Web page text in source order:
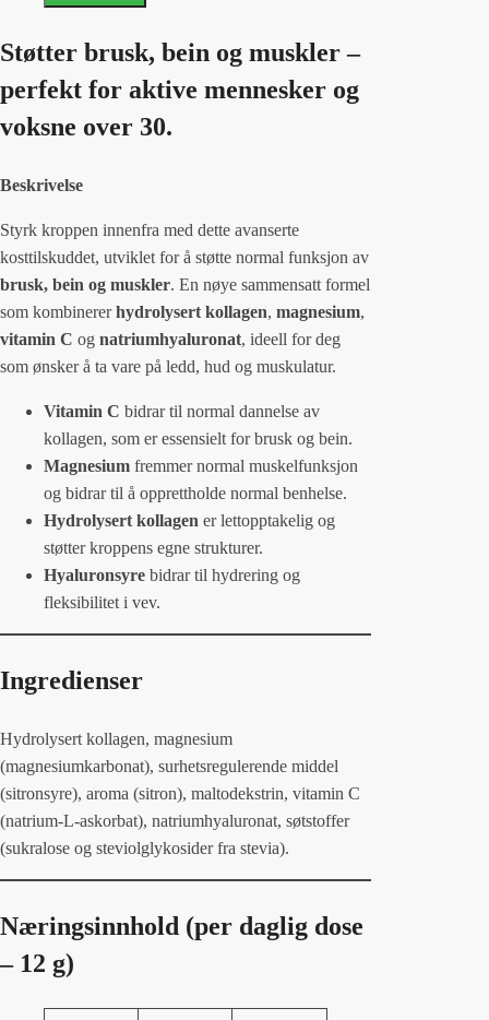
Støtter brusk, bein og muskler –
perfekt for aktive mennesker og
voksne over 30.
Beskrivelse
Styrk kroppen innenfra med dette avanserte
kosttilskuddet, utviklet for å støtte normal funksjon av
brusk, bein og muskler. En nøye sammensatt formel
som kombinererhydrolysert kollagen, magnesium,
vitamin C og natriumhyaluronat, ideell for deg
som ønsker å ta vare på ledd, hud og muskulatur.
Vitamin C bidrar til normal dannelse av
kollagen, som er essensielt for brusk og bein.
Magnesium fremmer normal muskelfunksjon
og bidrar til å opprettholde normal benhelse.
Hydrolysert kollagen er lettopptakelig og
støtter kroppens egne strukturer.
Hyaluronsyre bidrar til hydrering og
fleksibilitet i vev.
Ingredienser
Hydrolysert kollagen, magnesium
(magnesiumkarbonat), surhetsregulerende middel
(sitronsyre), aroma (sitron), maltodekstrin, vitamin C
(natrium-L-askorbat), natriumhyaluronat, søtstoffer
(sukralose og steviolglykosider fra stevia).
Næringsinnhold (per daglig dose
– 12 g)